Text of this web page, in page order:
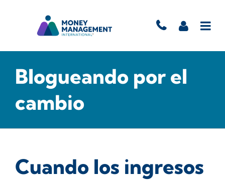
Blogueando por el
cambio
Cuando los ingresos